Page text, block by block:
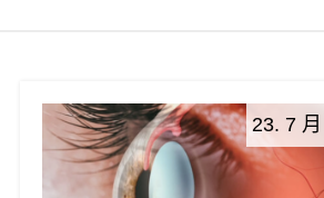
23. 7